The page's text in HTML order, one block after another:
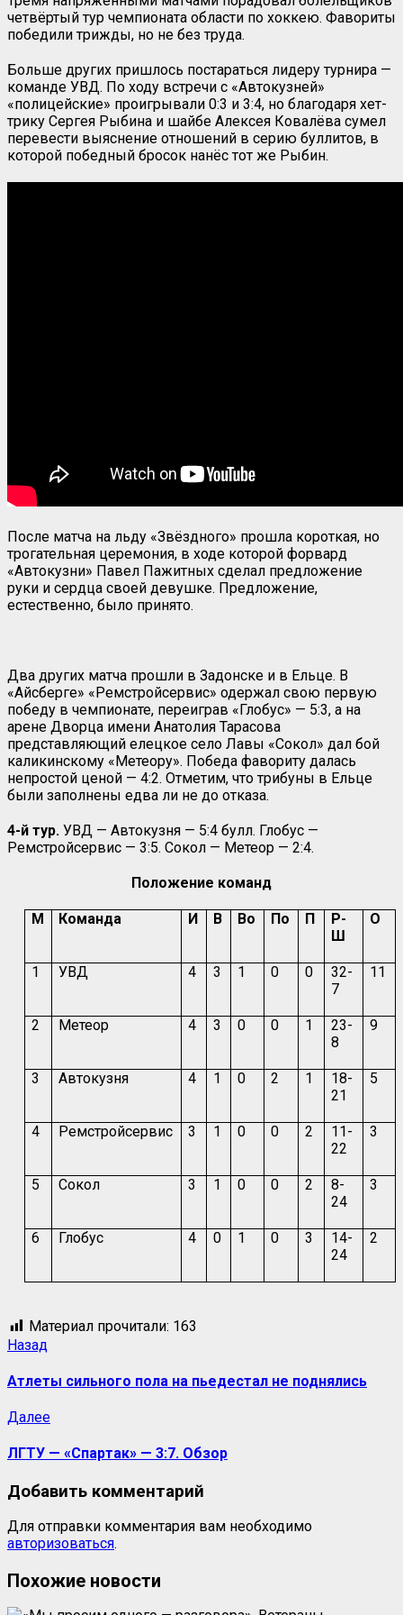
четвёртый тур чемпионата области по хоккею. Фавориты
победили трижды, но не без труда.
Больше других пришлось постараться лидеру турнира —
команде УВД. По ходу встречи с «Автокузней»
«полицейские» проигрывали 0:3 и 3:4, но благодаря хет-
трику Сергея Рыбина и шайбе Алексея Ковалёва сумел
перевести выяснение отношений в серию буллитов, в
которой победный бросок нанёс тот же Рыбин.
После матча на льду «Звёздного» прошла короткая, но
трогательная церемония, в ходе которой форвард
«Автокузни» Павел Пажитных сделал предложение
руки и сердца своей девушке. Предложение,
естественно, было принято.
Два других матча прошли в Задонске и в Ельце. В
«Айсберге» «Ремстройсервис» одержал свою первую
победу в чемпионате, переиграв «Глобус» — 5:3, а на
арене Дворца имени Анатолия Тарасова
представляющий елецкое село Лавы «Сокол» дал бой
каликинскому «Метеору». Победа фавориту далась
непростой ценой — 4:2. Отметим, что трибуны в Ельце
были заполнены едва ли не до отказа.
4-й тур. УВД — Автокузня — 5:4 булл. Глобус —
Ремстройсервис — 3:5. Сокол — Метеор — 2:4.
Положение команд
М Команда И В Во По П
Р-
Ш
О
1 УВД 4 3 1 0 0
32-
7
11
2 Метеор 4 3 0 0 1
23-
8
9
3 Автокузня 4 1 0 2 1
18-
21
5
4 Ремстройсервис 3 1 0 0 2
11-
22
3
5 Сокол 3 1 0 0 2
8-
24
3
6 Глобус 4 0 1 0 3
14-
24
2
Материал прочитали: 163
Навигация
записи
Назад
Атлеты сильного пола на пьедестал не поднялись
ДалееСледующая
ЛГТУ — «Спартак» — 3:7. Обзор
Добавить комментарий
Для отправки комментария вам необходимо
авторизоваться.
Похожие новости